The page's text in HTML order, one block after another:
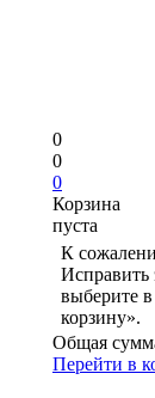
0
0
0
Корзина
пуста
К
Исправить
выберите
корзину».
Общая
Перейти в